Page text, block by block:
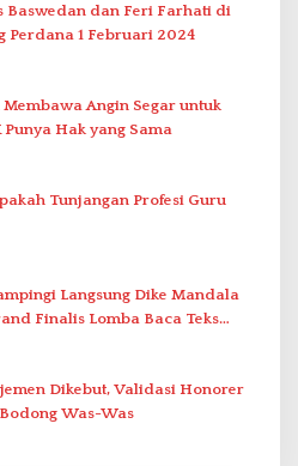
Baswedan dan Feri Farhati di
Perdana 1 Februari 2024
Angin Segar untuk
Punya Hak yang Sama
Tunjangan Profesi Guru
Finalis Lomba Baca Teks
Karno di Bali
Dikebut, Validasi Honorer
Was-Was